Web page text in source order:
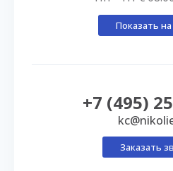
Показать
+7 (495)
Заказать